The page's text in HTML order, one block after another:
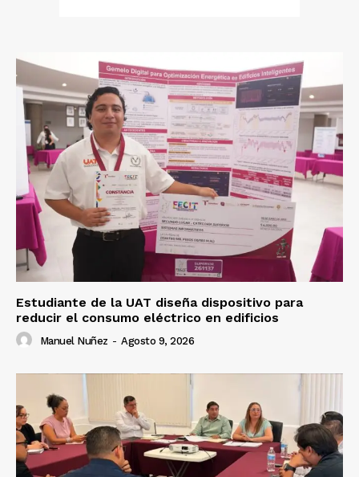
Estudiante de la UAT diseña dispositivo para
reducir el consumo eléctrico en edificios
Manuel Nuñez - Agosto 9, 2026